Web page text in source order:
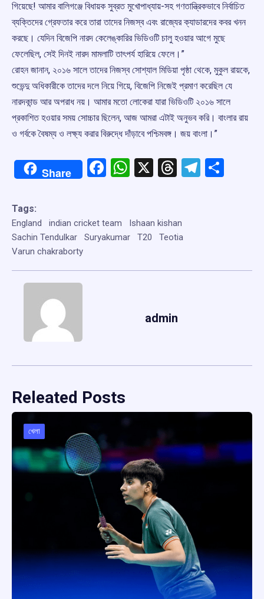
গিয়েছে! আমার বালিগঞ্জে বিধায়ক সুব্রত মুখোপাধ্যায়-সহ গণতান্ত্রিকভাবে নির্বাচিত
ব্যক্তিদের গ্রেফতার করে তারা তাদের নিজস্ব এবং রাজ্যের ক্যাডারদের কবর খনন
করছে। যেদিন বিজেপি নারদ কেলেঙ্কারির ভিডিওটি চালু হওয়ার আগে মুছে
ফেলেছিল, সেই দিনই নারদ মামলাটি তাৎপর্য হারিয়ে ফেলে।”
রোহন জানান, ২০১৬ সালে তাদের নিজস্ব সোশ্যাল মিডিয়া পৃষ্ঠা থেকে, মুকুল রায়কে,
শুভেন্দু অধিকারীকে তাদের দলে নিয়ে গিয়ে, বিজেপি নিজেই প্রমাণ করেছিল যে
নারদকান্ড আর অপরাধ নয়। আমার মতো লোকেরা যারা ভিডিওটি ২০১৬ সালে
প্রকাশিত হওয়ার সময় সোচ্চার ছিলেন, আজ আমরা এটাই অনুভব করি। বাংলার রায়
ও গর্বকে বৈষম্য ও লক্ষ্য করার বিরুদ্ধে দাঁড়াবে পশ্চিমবঙ্গ। জয় বাংলা।”
Share Facebook
WhatsApp
X Threads
Tags:
England indian cricket team
Ishaan kishan
Sachin Tendulkar
Suryakumar T20
Teotia
Varun chakraborty
admin
Releated Posts
খেলা